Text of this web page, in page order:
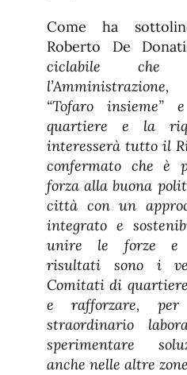
Come ha
Roberto De
ciclabile che
“Tofaro
quartiere e la
interesserà tutto il
confermato che è
forza alla buona
città con un
integrato e
unire le forze e
risultati sono i
Comitati di
e rafforzare, per
straordinario
sperimentare
anche nelle altre